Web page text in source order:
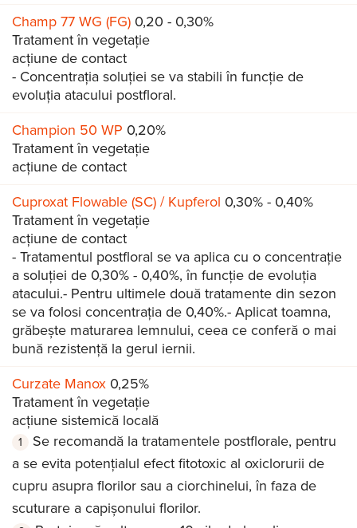
Champ 77 WG (FG) 0,20 - 0,30%
Tratament în vegetație
acțiune de contact
- Concentrația soluției se va stabili în funcție de
evoluția atacului postfloral.
Champion 50 WP 0,20%
Tratament în vegetație
acțiune de contact
Cuproxat Flowable (SC) / Kupferol 0,30% - 0,40%
Tratament în vegetație
acțiune de contact
- Tratamentul postfloral se va aplica cu o concentrație
a soluției de 0,30% - 0,40%, în funcție de evoluția
atacului.- Pentru ultimele două tratamente din sezon
se va folosi concentrația de 0,40%.- Aplicat toamna,
grăbește maturarea lemnului, ceea ce conferă o mai
bună rezistență la gerul iernii.
Curzate Manox 0,25%
Tratament în vegetație
acțiune sistemică locală
Se recomandă la tratamentele postflorale, pentru
a se evita potențialul efect fitotoxic al oxiclorurii de
cupru asupra florilor sau a ciorchinelui, în faza de
scuturare a capișonului florilor.